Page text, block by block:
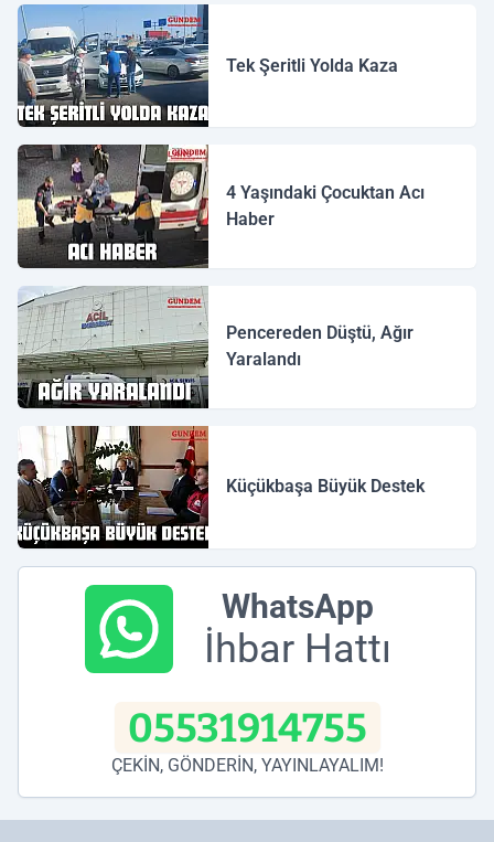
Tek Şeritli Yolda Kaza
4 Yaşındaki Çocuktan Acı
Haber
Pencereden Düştü, Ağır
Yaralandı
Küçükbaşa Büyük Destek
WhatsApp
İhbar Hattı
05531914755
ÇEKİN, GÖNDERİN, YAYINLAYALIM!